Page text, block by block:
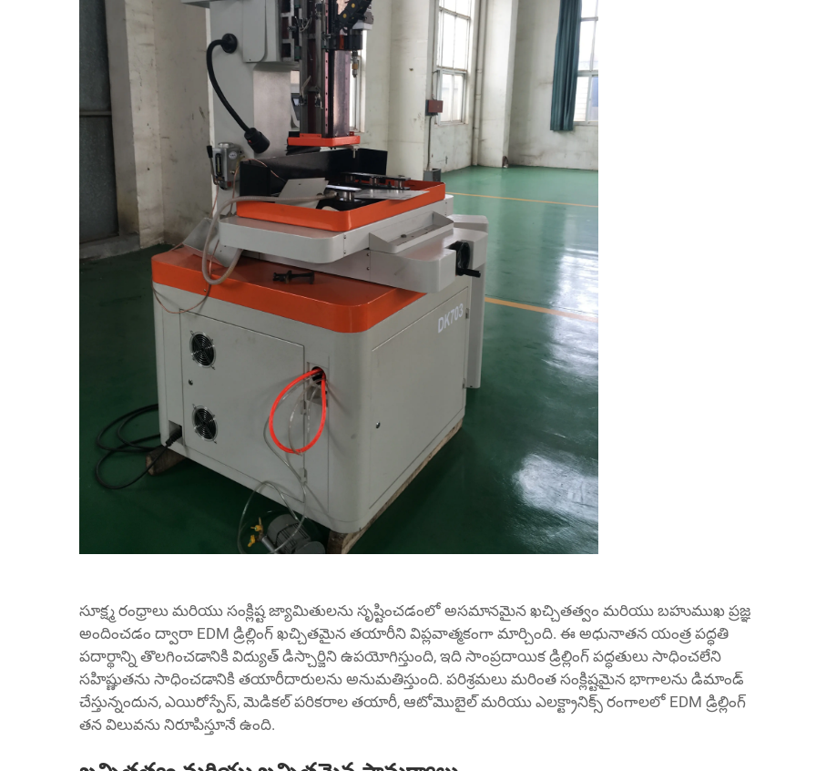
సూక్ష్మ రంధ్రాలు మరియు సంక్లిష్ట జ్యామితులను సృష్టించడంలో అసమానమైన ఖచ్చితత్వం మరియు బహుముఖ ప్రజ్ఞ
అందించడం ద్వారా EDM డ్రిల్లింగ్ ఖచ్చితమైన తయారీని విప్లవాత్మకంగా మార్చింది. ఈ అధునాతన యంత్ర పద్ధతి
పదార్థాన్ని తొలగించడానికి విద్యుత్ డిస్చార్జిని ఉపయోగిస్తుంది, ఇది సాంప్రదాయిక డ్రిల్లింగ్ పద్ధతులు సాధించలేని
సహిష్ణుతను సాధించడానికి తయారీదారులను అనుమతిస్తుంది. పరిశ్రమలు మరింత సంక్లిష్టమైన భాగాలను డిమాండ్
చేస్తున్నందున, ఎయిరోస్పేస్, మెడికల్ పరికరాల తయారీ, ఆటోమొబైల్ మరియు ఎలక్ట్రానిక్స్ రంగాలలో EDM డ్రిల్లింగ్
తన విలువను నిరూపిస్తూనే ఉంది.